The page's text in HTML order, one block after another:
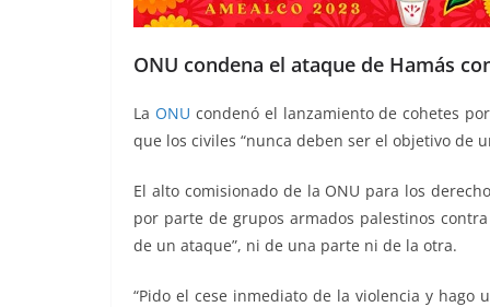
ONU condena el ataque de Hamás
La ONU condenó el lanzamiento de cohetes
que los civiles “nunca deben ser el objetivo de
El alto comisionado de la ONU para los
por parte de grupos armados palestinos
de un ataque”, ni de una parte ni de la otra.
“Pido el cese inmediato de la violencia y